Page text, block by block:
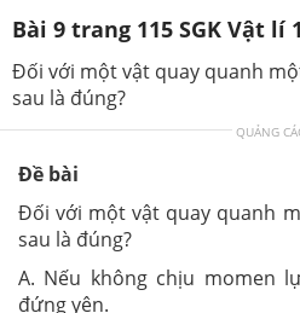
Bài 9 trang 115 SGK Vật lí
Đối với một vật quay quanh
sau là đúng?
QUẢNG
Đề bài
Đối với một vật quay quanh
sau là đúng?
A. Nếu không chịu momen
đứng yên.